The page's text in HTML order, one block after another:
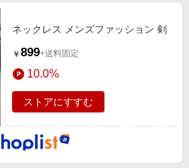
ネックレス メンズファッション 剣
￥ 899+送料固定
10.0%
ストアにすすむ